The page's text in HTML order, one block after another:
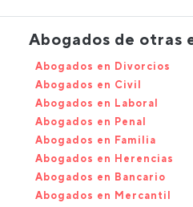
Abogados de otras
Abogados en Divorcios
Abogados en Civil
Abogados en Laboral
Abogados en Penal
Abogados en Familia
Abogados en Herencias
Abogados en Bancario
Abogados en Mercantil